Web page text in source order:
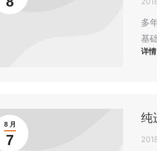
多
基
详情
8 月
7
纯